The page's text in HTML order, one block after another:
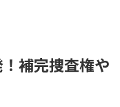
補完捜査権や